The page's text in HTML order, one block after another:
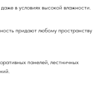
в условиях высокой влажности.
придают любому пространству
панелей, лестничных